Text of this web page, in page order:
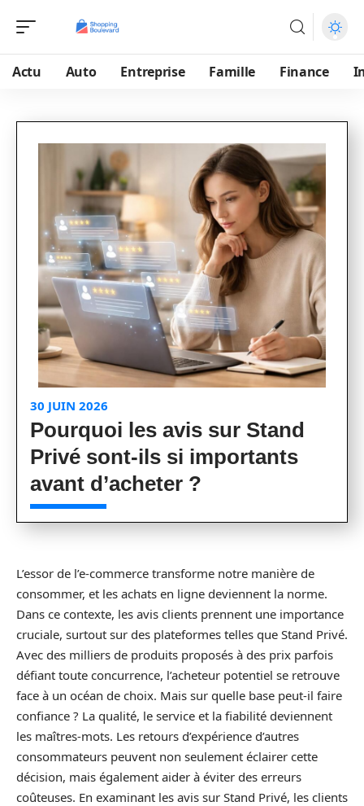
Actu Auto Entreprise Famille Finance
30 JUIN 2026
Pourquoi les avis sur Stand
Privé sont-ils si importants
avant d’acheter ?
L’essor de l’e-commerce transforme notre manière de
consommer, et les achats en ligne deviennent la norme.
Dans ce contexte, les avis clients prennent une importance
cruciale, surtout sur des plateformes telles que Stand Privé.
Avec des milliers de produits proposés à des prix parfois
défiant toute concurrence, l’acheteur potentiel se retrouve
face à un océan de choix. Mais sur quelle base peut-il faire
confiance ? La qualité, le service et la fiabilité deviennent
les maîtres-mots. Les retours d’expérience d’autres
consommateurs peuvent non seulement éclairer cette
décision, mais également aider à éviter des erreurs
coûteuses. En examinant les avis sur Stand Privé, les clients